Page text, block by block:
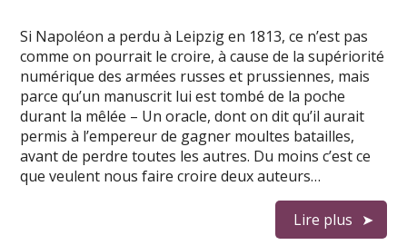
Si Napoléon a perdu à Leipzig en 1813, ce n’est pas
comme on pourrait le croire, à cause de la supériorité
numérique des armées russes et prussiennes, mais
parce qu’un manuscrit lui est tombé de la poche
durant la mêlée – Un oracle, dont on dit qu’il aurait
permis à l’empereur de gagner moultes batailles,
avant de perdre toutes les autres. Du moins c’est ce
que veulent nous faire croire deux auteurs…
Lire plus